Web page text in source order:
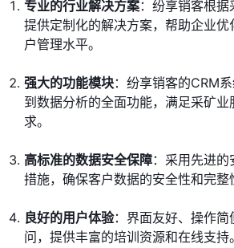
专业的行业解决方案：纷享销客根据
提供定制化的解决方案，帮助企业
户管理水平。
强大的功能模块：纷享销客的CRM
到数据分析的全面功能，满足采矿
求。
高标准的数据安全保障：采用先进
措施，确保客户数据的安全性和完整
良好的用户体验：界面友好、操作
问，提供丰富的培训资源和在线支持。